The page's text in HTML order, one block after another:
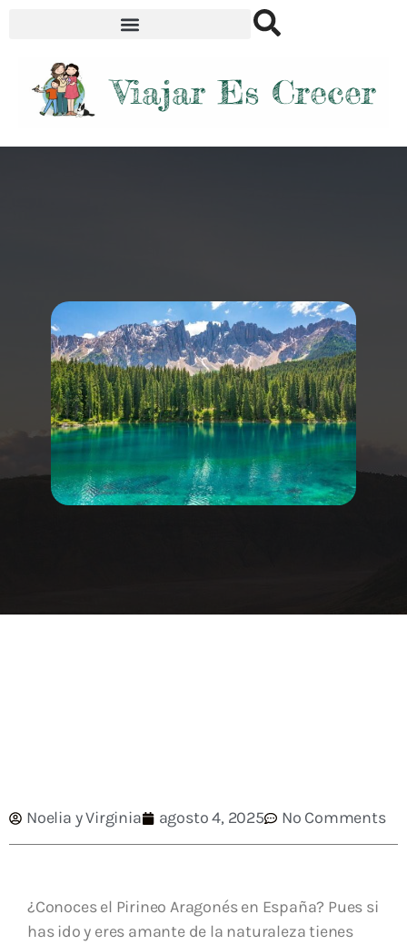
Noelia y Virginia agosto 4, 2025 No Comments
¿Conoces el Pirineo Aragonés en España? Pues si
has ido y eres amante de la naturaleza tienes